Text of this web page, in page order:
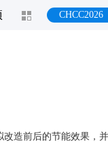
CHCC2026
造前后的节能效果，